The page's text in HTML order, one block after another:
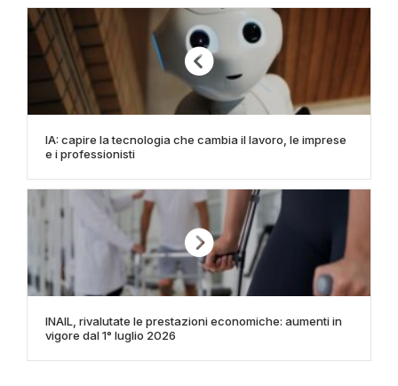
IA: capire la tecnologia che cambia il lavoro, le imprese
e i professionisti
INAIL, rivalutate le prestazioni economiche: aumenti in
vigore dal 1° luglio 2026